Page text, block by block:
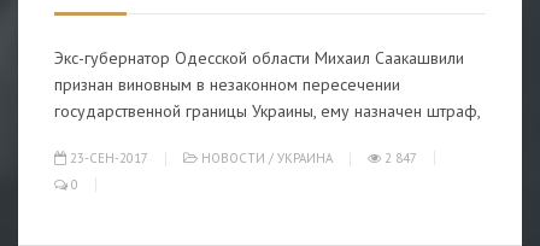
Экс-губернатор Одесской области Михаил Саакашвили
признан виновным в незаконном пересечении
государственной границы Украины, ему назначен штраф,
23-СЕН-2017 НОВОСТИ / УКРАИНА
2 847
0